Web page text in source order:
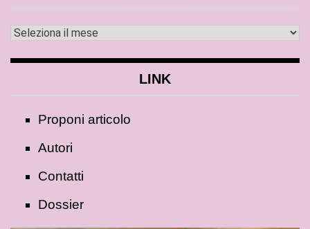
LINK
Proponi articolo
Autori
Contatti
Dossier